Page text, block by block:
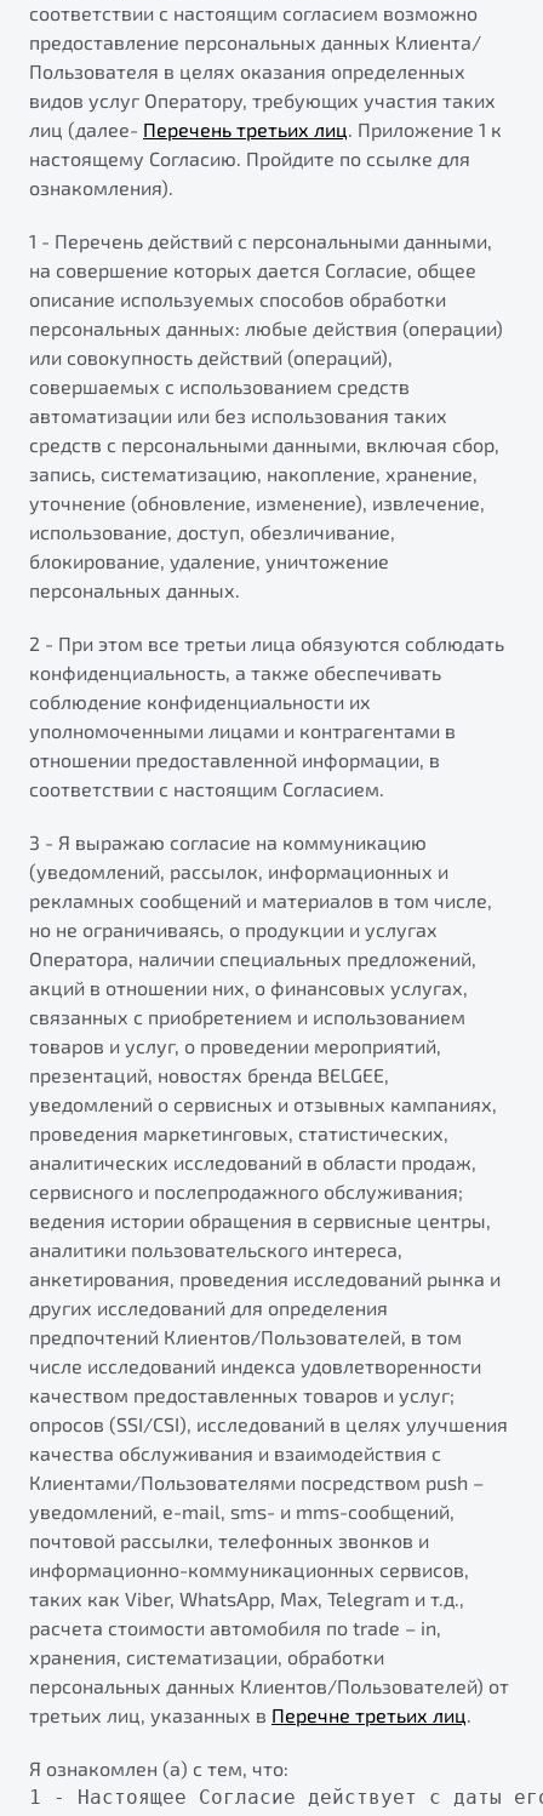
Яркий кроссовер
от 2 219 990 ₽*
S50
Элегантный и практичный седан
от 1 699 990 ₽*
Обзор В наличии
Узнайте о специальных выгодах при покупке
Подробно
Автомобили в наличии
Автокредит
Будьте еще более уверены на дорогах с программой
Преимущества программы
Запись на сервис
Калькулятор ТО
Клиентская поддержка
соответствии с настоящим согласием возможно
предоставление персональных данных Клиента/
Пользователя в целях оказания определенных
видов услуг Оператору, требующих участия таких
лиц (далее- Перечень третьих лиц. Приложение 1 к
настоящему Согласию. Пройдите по ссылке для
ознакомления).
1 - Перечень действий с персональными данными,
на совершение которых дается Согласие, общее
описание используемых способов обработки
персональных данных: любые действия (операции)
или совокупность действий (операций),
совершаемых с использованием средств
автоматизации или без использования таких
средств с персональными данными, включая сбор,
запись, систематизацию, накопление, хранение,
уточнение (обновление, изменение), извлечение,
использование, доступ, обезличивание,
блокирование, удаление, уничтожение
персональных данных.
2 - При этом все третьи лица обязуются соблюдать
конфиденциальность, а также обеспечивать
соблюдение конфиденциальности их
уполномоченными лицами и контрагентами в
отношении предоставленной информации, в
соответствии с настоящим Согласием.
3 - Я выражаю согласие на коммуникацию
(уведомлений, рассылок, информационных и
рекламных сообщений и материалов в том числе,
но не ограничиваясь, о продукции и услугах
Оператора, наличии специальных предложений,
акций в отношении них, о финансовых услугах,
связанных с приобретением и использованием
товаров и услуг, о проведении мероприятий,
презентаций, новостях бренда BELGEE,
уведомлений о сервисных и отзывных кампаниях,
проведения маркетинговых, статистических,
аналитических исследований в области продаж,
сервисного и послепродажного обслуживания;
ведения истории обращения в сервисные центры,
аналитики пользовательского интереса,
анкетирования, проведения исследований рынка и
других исследований для определения
предпочтений Клиентов/Пользователей, в том
числе исследований индекса удовлетворенности
качеством предоставленных товаров и услуг;
опросов (SSI/CSI), исследований в целях улучшения
качества обслуживания и взаимодействия с
Клиентами/Пользователями посредством push –
уведомлений, e-mail, sms- и mms-сообщений,
почтовой рассылки, телефонных звонков и
информационно-коммуникационных сервисов,
таких как Viber, WhatsApp, Max, Telegram и т.д.,
расчета стоимости автомобиля по trade – in,
хранения, систематизации, обработки
персональных данных Клиентов/Пользователей) от
третьих лиц, указанных в Перечне третьих лиц.
Я ознакомлен (а) с тем, что: